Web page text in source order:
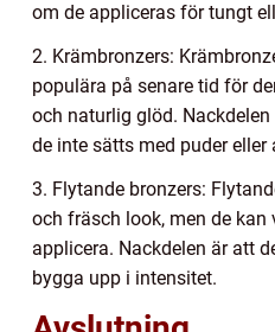
om de appliceras för tungt
2. Krämbronzers:
populära på senare tid för
och naturlig glöd.
de inte sätts med puder eller
3. Flytande bronzers:
och fräsch look, men de
applicera. Nackdelen är att
bygga upp i intensitet.